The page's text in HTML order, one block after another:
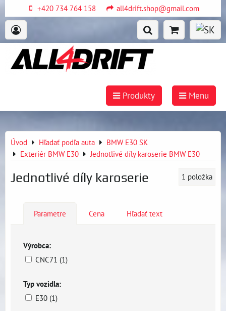
+420 734 764 158 all4drift.shop@gmail.com
Produkty Menu
Úvod Hľadať podľa auta
BMW E30 SK
Exteriér BMW E30
Jednotlivé díly karoserie BMW E30
Jednotlivé díly karoserie 1 položka
Parametre Cena Hľadať text
Výrobca:
CNC71 (1)
Typ vozidla:
E30 (1)